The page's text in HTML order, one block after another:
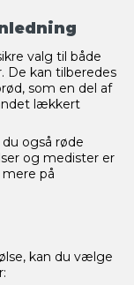
valg til både
De kan tilberedes
som en del af
lækkert
også røde
og medister er
på
kan du vælge